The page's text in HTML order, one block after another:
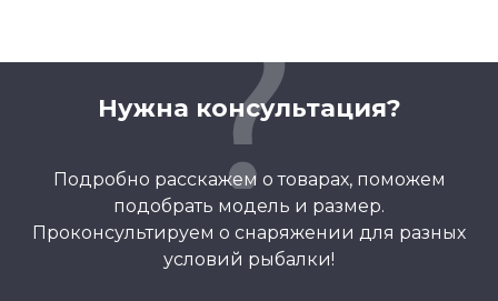
Нужна консультация?
Подробно расскажем о товарах, поможем
подобрать модель и размер.
Проконсультируем о снаряжении для разных
условий рыбалки!